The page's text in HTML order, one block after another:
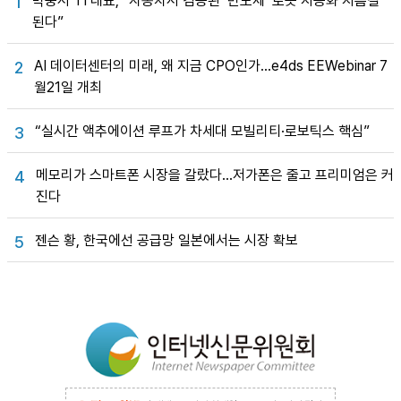
된다”
2
AI 데이터센터의 미래, 왜 지금 CPO인가…e4ds EEWebinar 7
월21일 개최
3 “실시간 액추에이션 루프가 차세대 모빌리티·로보틱스 핵심”
4
메모리가 스마트폰 시장을 갈랐다…저가폰은 줄고 프리미엄은 커
진다
5 젠슨 황, 한국에선 공급망 일본에서는 시장 확보